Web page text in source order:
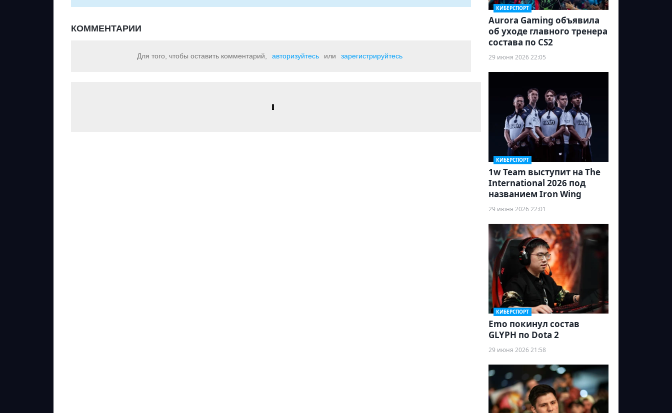
КОММЕНТАРИИ
Для того, чтобы оставить комментарий, авторизуйтесь или зарегистрируйтесь
КИБЕРСПОРТ
Aurora Gaming объявила
об уходе главного тренера
состава по CS2
29 июня 2026 22:05
КИБЕРСПОРТ
1w Team выступит на The
International 2026 под
названием Iron Wing
29 июня 2026 22:01
КИБЕРСПОРТ
Emo покинул состав
GLYPH по Dota 2
29 июня 2026 21:58